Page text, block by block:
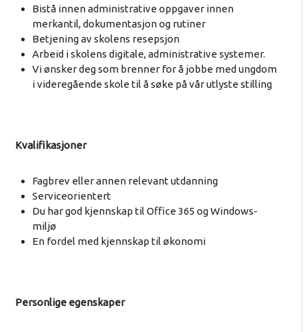
Bistå innen administrative oppgaver innen
merkantil, dokumentasjon og rutiner
Betjening av skolens resepsjon
Arbeid i skolens digitale, administrative systemer.
Vi ønsker deg som brenner for å jobbe med ungdom
i videregående skole til å søke på vår utlyste stilling
Kvalifikasjoner
Fagbrev eller annen relevant utdanning
Serviceorientert
Du har god kjennskap til Office 365 og Windows-
miljø
En fordel med kjennskap til økonomi
Personlige egenskaper